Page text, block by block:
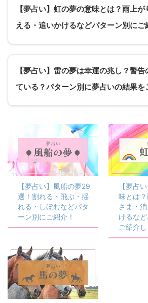
【夢占い】虹の夢の意味とは？雨上
える・追いかけるなどパターン別にご
【夢占い】雷の夢は幸運の兆し？警
ている？パターン別に夢占いの結果を
【夢占い】風船の夢29
選！割れる・飛ぶ・揺
れる・しぼむなどパタ
ーン別にご紹介！
【夢占
味とは
さま・
けるな
ご紹介し